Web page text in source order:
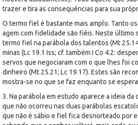
trazer e tira as consequências para sua
O termo fiel é bastante mais amplo. Tanto
agem com fidelidade são fiéis. Neste último
termo fiel na parábola dos talentos (Mt
minas (Lc 19.1 Iss; cf. também I Co 4.2:
servos que negociaram com o que lhes foi
dinheiro (Mt 25.21; Lc 19.17). Estes são
mostra-se no que se faz enquanto se
3. Na parábola em estudo aparece a ideia da
que não ocorreu nas duas parábolas
que não é sábio e fiel fica desnorteado por